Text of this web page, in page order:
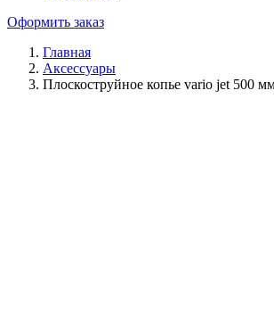
Оформить заказ
Главная
Аксессуары
Плоскоструйное копье vario jet 500